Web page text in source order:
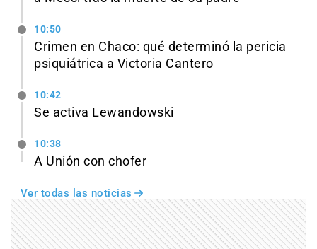
10:50
Crimen en Chaco: qué determinó la pericia
psiquiátrica a Victoria Cantero
10:42
Se activa Lewandowski
10:38
A Unión con chofer
Ver todas las noticias